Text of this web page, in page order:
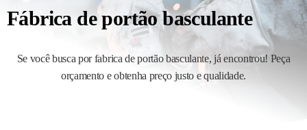
portões,
grades
outros.
Fábrica de portão basculante
Se você busca por fabrica de portão basculante, já encontrou! Peça
orçamento e obtenha preço justo e qualidade.